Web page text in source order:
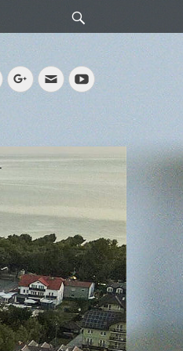
FacebookGoogleplus
EmailYouTube